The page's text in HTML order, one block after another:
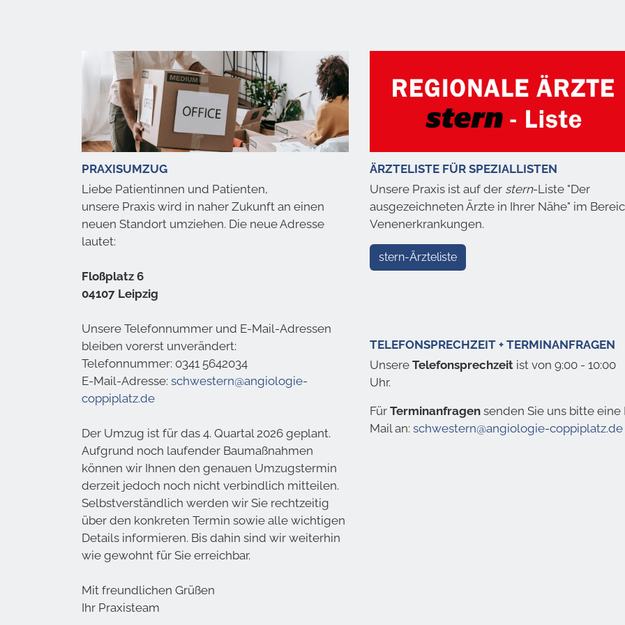
PRAXISUMZUG
Liebe Patientinnen und Patienten,
unsere Praxis wird in naher Zukunft an einen
neuen Standort umziehen. Die neue Adresse
lautet:
Floßplatz 6
04107 Leipzig
Unsere Telefonnummer und E-Mail-Adressen
bleiben vorerst unverändert:
Telefonnummer: 0341 5642034
E-Mail-Adresse: schwestern@angiologie-
coppiplatz.de
Der Umzug ist für das 4. Quartal 2026 geplant.
Aufgrund noch laufender Baumaßnahmen
können wir Ihnen den genauen Umzugstermin
derzeit jedoch noch nicht verbindlich mitteilen.
Selbstverständlich werden wir Sie rechtzeitig
über den konkreten Termin sowie alle wichtigen
Details informieren. Bis dahin sind wir weiterhin
wie gewohnt für Sie erreichbar.
Mit freundlichen Grüßen
Ihr Praxisteam
ÄRZTELISTE FÜR SPEZIALLISTEN
Unsere Praxis ist auf der stern-Liste "Der
ausgezeichneten Ärzte in Ihrer Nähe" im
Venenerkrankungen.
stern-Ärzteliste
TELEFONSPRECHZEIT + TERMINANFRAGEN
Unsere Telefonsprechzeitist von 9:00 - 10:00
Uhr.
Für Terminanfragen senden Sie uns bitte eine
Mail an: schwestern@angiologie-coppiplatz.de